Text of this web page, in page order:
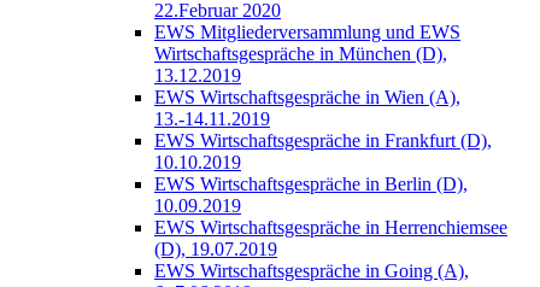
22.Februar 2020
EWS Mitgliederversammlung und EWS
Wirtschaftsgespräche in München (D),
13.12.2019
EWS Wirtschaftsgespräche in Wien (A),
13.-14.11.2019
EWS Wirtschaftsgespräche in Frankfurt (D),
10.10.2019
EWS Wirtschaftsgespräche in Berlin (D),
10.09.2019
EWS Wirtschaftsgespräche in Herrenchiemsee
(D), 19.07.2019
EWS Wirtschaftsgespräche in Going (A),